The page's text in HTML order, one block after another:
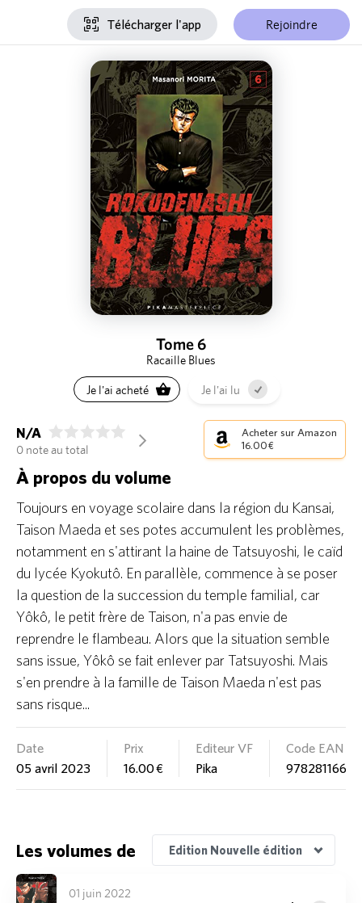
Télécharger l'app Rejoindre
Tome 6
Racaille Blues
Je l'ai acheté Je l'ai lu
N/A
0 note au total
arrow_forward_ios
Acheter sur Amazon
16.00 €
À propos du volume
Toujours en voyage scolaire dans la région du Kansai,
Taison Maeda et ses potes accumulent les problèmes,
notamment en s'attirant la haine de Tatsuyoshi, le caïd
du lycée Kyokutô. En parallèle, commence à se poser
la question de la succession du temple familial, car
Yôkô, le petit frère de Taison, n'a pas envie de
reprendre le flambeau. Alors que la situation semble
sans issue, Yôkô se fait enlever par Tatsuyoshi. Mais
s'en prendre à la famille de Taison Maeda n'est pas
sans risque...
Date
05 avril 2023
Prix
16.00 €
Editeur VF
Pika
Code EAN
Les volumes de Edition Nouvelle édition
01 juin 2022